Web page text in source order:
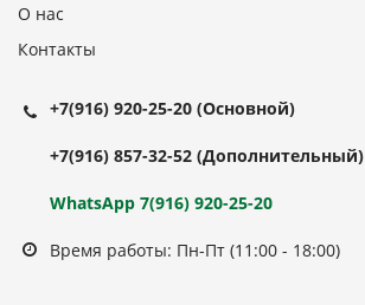
О нас
Контакты
+7(916) 920-25-20 (Основной)
+7(916) 857-32-52 (Дополнительный)
WhatsApp 7(916) 920-25-20
Время работы: Пн-Пт (11:00 - 18:00)